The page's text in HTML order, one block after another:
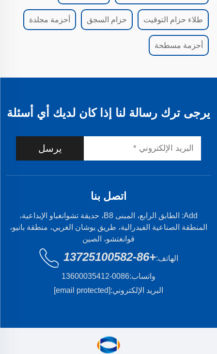
طلاء حزام التوقيت حزام السجق أحزمة مجلدة
أحزمة مسطحة
يرجى ترك رسالة لنا إذا كان لديك أي أسئلة
يرسل
اتصل بنا
Add: الطابق الرابع، المبنى B8، حديقة تشوانغباو الإبداعية،
المنطقة الصناعية الفيدرالية، طريق يوشان الغربي، منطقة بانيو،
قوانغتشو، الصين
الهاتف:+86-13725100582
واتساب:0086-13600035412
البريد الإلكتروني:[email protected]